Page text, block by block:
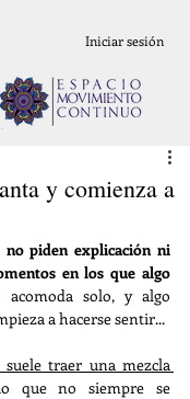
Iniciar sesión
y comienza a
piden explicación ni
en los que algo
acomoda solo, y algo
a hacerse sentir...
traer una mezcla
que no siempre se